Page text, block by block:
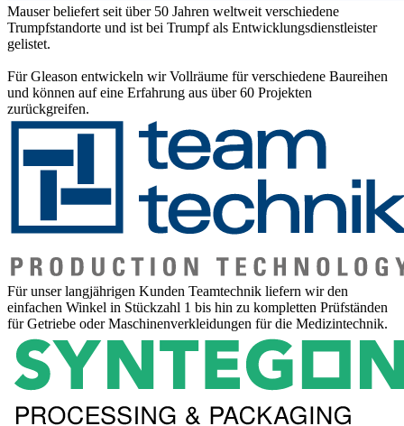
Mauser beliefert seit über 50 Jahren weltweit verschiedene
Trumpfstandorte und ist bei Trumpf als Entwicklungsdienstleister
gelistet.
Für Gleason entwickeln wir Vollräume für verschiedene Baureihen
und können auf eine Erfahrung aus über 60 Projekten
zurückgreifen.
Für unser langjährigen Kunden Teamtechnik liefern wir den
einfachen Winkel in Stückzahl 1 bis hin zu kompletten Prüfständen
für Getriebe oder Maschinenverkleidungen für die Medizintechnik.